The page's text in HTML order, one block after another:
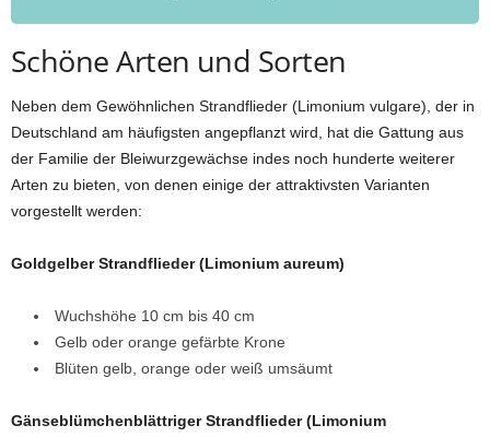
Schöne Arten und Sorten
Neben dem Gewöhnlichen Strandflieder (Limonium vulgare), der in
Deutschland am häufigsten angepflanzt wird, hat die Gattung aus
der Familie der Bleiwurzgewächse indes noch hunderte weiterer
Arten zu bieten, von denen einige der attraktivsten Varianten
vorgestellt werden:
Goldgelber Strandflieder (Limonium aureum)
Wuchshöhe 10 cm bis 40 cm
Gelb oder orange gefärbte Krone
Blüten gelb, orange oder weiß umsäumt
Gänseblümchenblättriger Strandflieder (Limonium